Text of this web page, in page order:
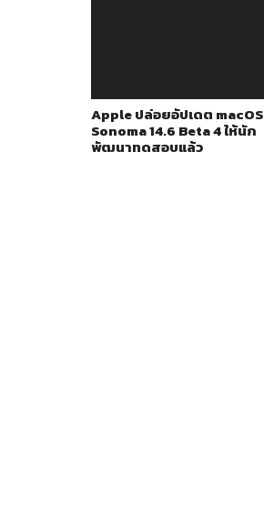
Apple ปล่อยอัปเดต macOS
Sonoma 14.6 Beta 4 ให้นัก
พัฒนาทดสอบแล้ว